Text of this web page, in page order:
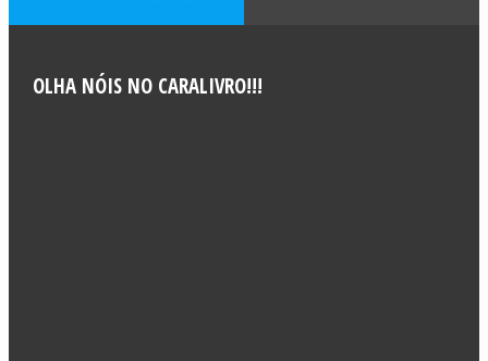
OLHA NÓIS NO CARALIVRO!!!